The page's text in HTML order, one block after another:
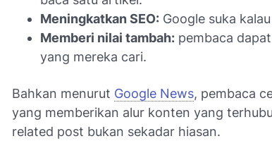
Meningkatkan SEO: Google suka
Memberi nilai tambah: pembaca
yang mereka cari.
Bahkan menurut Google News, pembaca
yang memberikan alur konten yang
related post bukan sekadar hiasan.